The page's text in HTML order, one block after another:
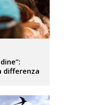
differenza